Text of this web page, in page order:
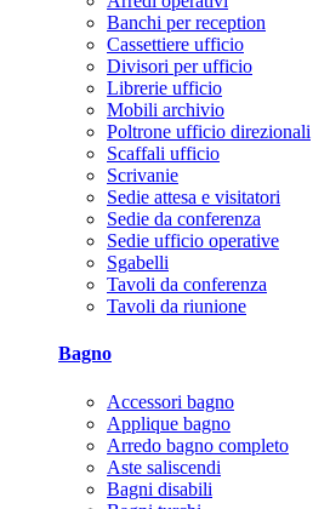
Banchi per reception
Cassettiere ufficio
Divisori per ufficio
Librerie ufficio
Mobili archivio
Poltrone ufficio direzionali
Scaffali ufficio
Scrivanie
Sedie attesa e visitatori
Sedie da conferenza
Sedie ufficio operative
Sgabelli
Tavoli da conferenza
Tavoli da riunione
Bagno
Accessori bagno
Applique bagno
Arredo bagno completo
Aste saliscendi
Bagni disabili